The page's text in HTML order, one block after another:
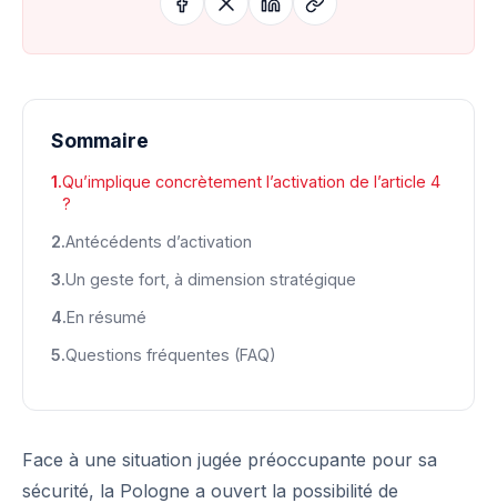
Sommaire
Qu’implique concrètement l’activation de l’article 4
?
Antécédents d’activation
Un geste fort, à dimension stratégique
En résumé
Questions fréquentes (FAQ)
Face à une situation jugée préoccupante pour sa
sécurité, la Pologne a ouvert la possibilité de